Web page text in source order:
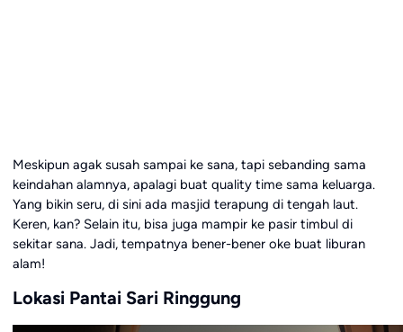
Meskipun agak susah sampai ke sana, tapi sebanding sama
keindahan alamnya, apalagi buat quality time sama keluarga.
Yang bikin seru, di sini ada masjid terapung di tengah laut.
Keren, kan? Selain itu, bisa juga mampir ke pasir timbul di
sekitar sana. Jadi, tempatnya bener-bener oke buat liburan
alam!
Lokasi Pantai Sari Ringgung